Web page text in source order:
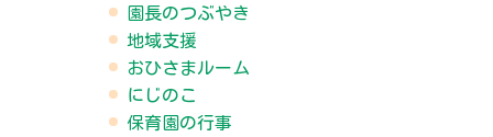
園長のつぶやき
地域支援
おひさまルーム
にじのこ
保育園の行事